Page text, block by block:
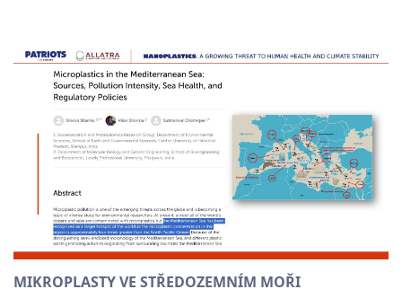
MIKROPLASTY VE STŘEDOZEMNÍM MOŘI